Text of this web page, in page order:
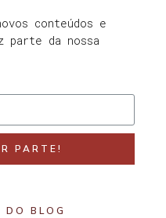
conteúdos e
parte da nossa
PARTE!
DO BLOG